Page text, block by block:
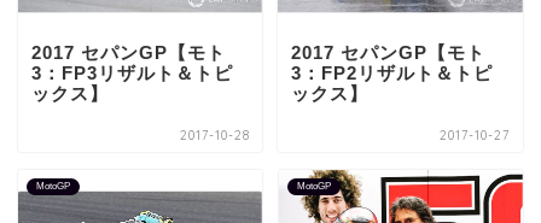
2017 セパンGP【モト
3：FP3リザルト＆トピ
ックス】
2017-10-28
2017 セパンGP【モト
3：FP2リザルト＆トピ
ックス】
2017-10-27
MotoGP MotoGP